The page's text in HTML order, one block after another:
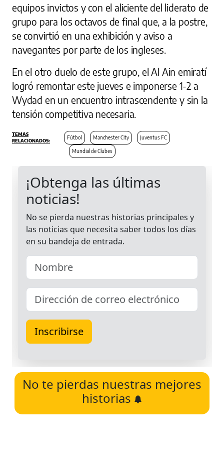
equipos invictos y con el aliciente del liderato de
grupo para los octavos de final que, a la postre,
se convirtió en una exhibición y aviso a
navegantes por parte de los ingleses.
En el otro duelo de este grupo, el Al Ain emiratí
logró remontar este jueves e imponerse 1-2 a
Wydad en un encuentro intrascendente y sin la
tensión competitiva necesaria.
Fútbol Manchester City Juventus FC
Mundial de Clubes
No te pierdas nuestras mejores
historias